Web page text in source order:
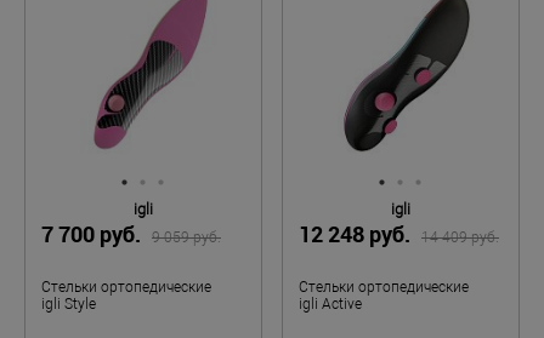
igli
7 700 руб. 9 059 руб.
Стельки ортопедические
igli Style
igli
12 248 руб. 14 409 руб.
Стельки ортопедические
igli Active